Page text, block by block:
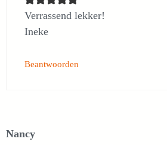
Verrassend lekker!
Ineke
Beantwoorden
Nancy